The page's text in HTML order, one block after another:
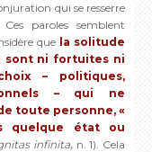
qui se resserre
paroles semblent
que la solitude
sont ni fortuites ni
– politiques,
– qui ne
toute personne, «
quelque état ou
infinita, n. 1). Cela